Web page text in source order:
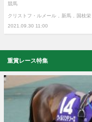
2021.09.30 11:00
競馬
クリストフ・ルメール 新馬 国枝栄
重賞レース特集